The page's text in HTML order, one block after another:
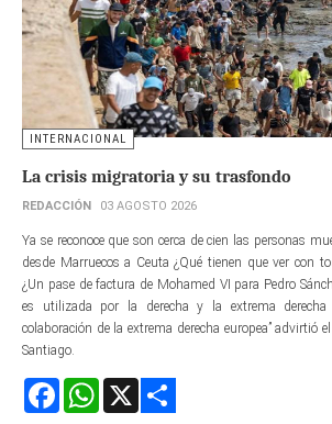
INTERNACIONAL
La crisis migratoria y su trasfondo
REDACCIÓN 03 AGOSTO 2026
Ya se reconoce que son cerca de cien las personas
desde Marruecos a Ceuta ¿Qué tienen que ver con
¿Un pase de factura de Mohamed VI para Pedro
es utilizada por la derecha y la extrema
colaboración de la extrema derecha europea” advirtió
Santiago.
FacebookWhatsApp